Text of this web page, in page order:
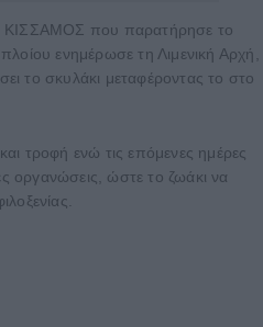
ΚΙΣΣΑΜΟΣ που παρατήρησε το
ενημέρωσε τη Λιμενική Αρχή,
το σκυλάκι μεταφέροντας το στο
τροφή ενώ τις επόμενες ημέρες
οργανώσεις, ώστε το ζωάκι να